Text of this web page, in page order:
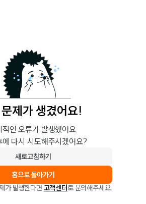
제가 생겼어요!
적인 오류가 발생했어요.
에 다시 시도해주시겠어요?
새로고침하기
홈으로 돌아가기
가 발생한다면 고객센터로 문의해주세요.